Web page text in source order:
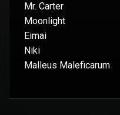
Mr. Carter
Moonlight
Eimai
Niki
Malleus Maleficarum